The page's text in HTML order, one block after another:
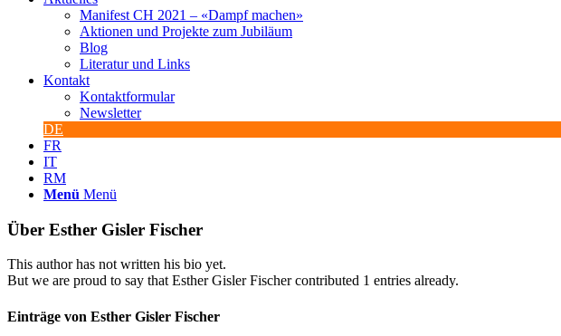
Manifest CH 2021 – «Dampf machen»
Aktionen und Projekte zum Jubiläum
Blog
Literatur und Links
Kontakt
Kontaktformular
Newsletter
DE
FR
IT
RM
Menü Menü
Über Esther Gisler Fischer
This author has not written his bio yet.
But we are proud to say thatEsther Gisler Fischercontributed 1 entries already.
Einträge von Esther Gisler Fischer